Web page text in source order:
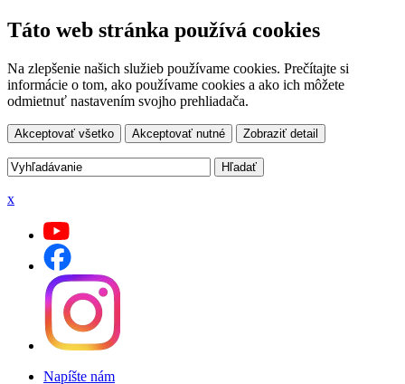
Táto web stránka používá cookies
Na zlepšenie našich služieb používame cookies. Prečítajte si
informácie o tom, ako používame cookies a ako ich môžete
odmietnuť nastavením svojho prehliadača.
Akceptovať všetko Akceptovať nutné Zobraziť detail
x
Napíšte nám